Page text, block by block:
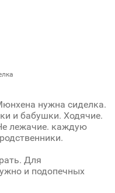
нужна сиделка.
и бабушки. Ходячие.
лежачие. каждую
Для
и подопечных